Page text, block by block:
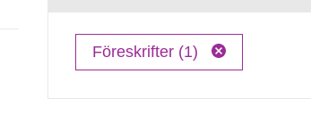
Föreskrifter (1)